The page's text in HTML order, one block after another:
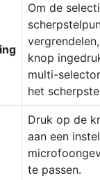
Om de
knop
multi-
het
Druk op de
aan een
te passen.